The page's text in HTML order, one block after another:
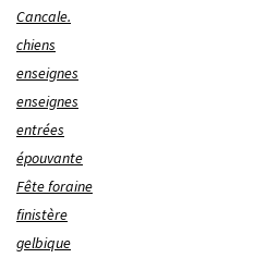
Cancale.
chiens
enseignes
enseignes
entrées
épouvante
Fête foraine
finistère
gelbique